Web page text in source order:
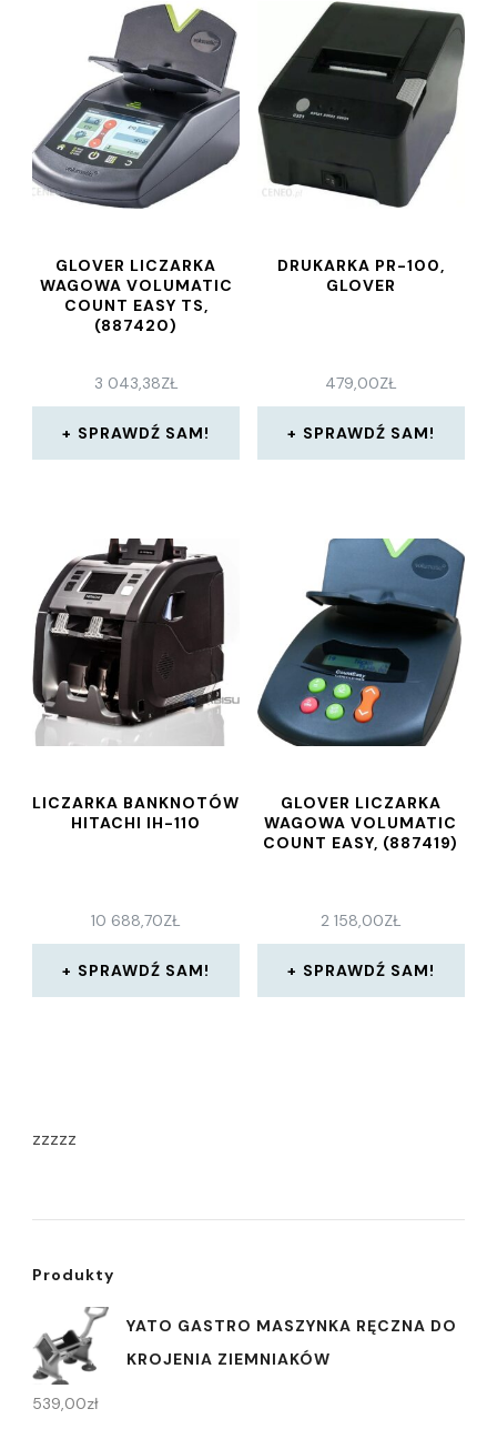
GLOVER LICZARKA
WAGOWA VOLUMATIC
COUNT EASY TS,
(887420)
3 043,38ZŁ
SPRAWDŹ SAM!
DRUKARKA PR-100,
GLOVER
479,00ZŁ
SPRAWDŹ SAM!
LICZARKA BANKNOTÓW
HITACHI IH-110
10 688,70ZŁ
SPRAWDŹ SAM!
GLOVER LICZARKA
WAGOWA VOLUMATIC
COUNT EASY, (887419)
2 158,00ZŁ
SPRAWDŹ SAM!
zzzzz
Produkty
YATO GASTRO MASZYNKA RĘCZNA DO
KROJENIA ZIEMNIAKÓW
539,00zł